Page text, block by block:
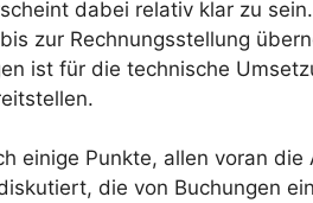
dabei relativ klar zu
zur Rechnungsstellung
ist für die technische
einige Punkte, allen voran die
die von Buchungen